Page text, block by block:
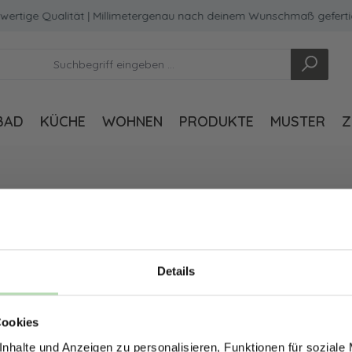
Details
und Anzeigen zu personalisieren, Funktionen für soziale
Qualität | Millimetergenau nach deinem Wunschmaß
KÜCHE WOHNEN PRODUKTE MUSTER